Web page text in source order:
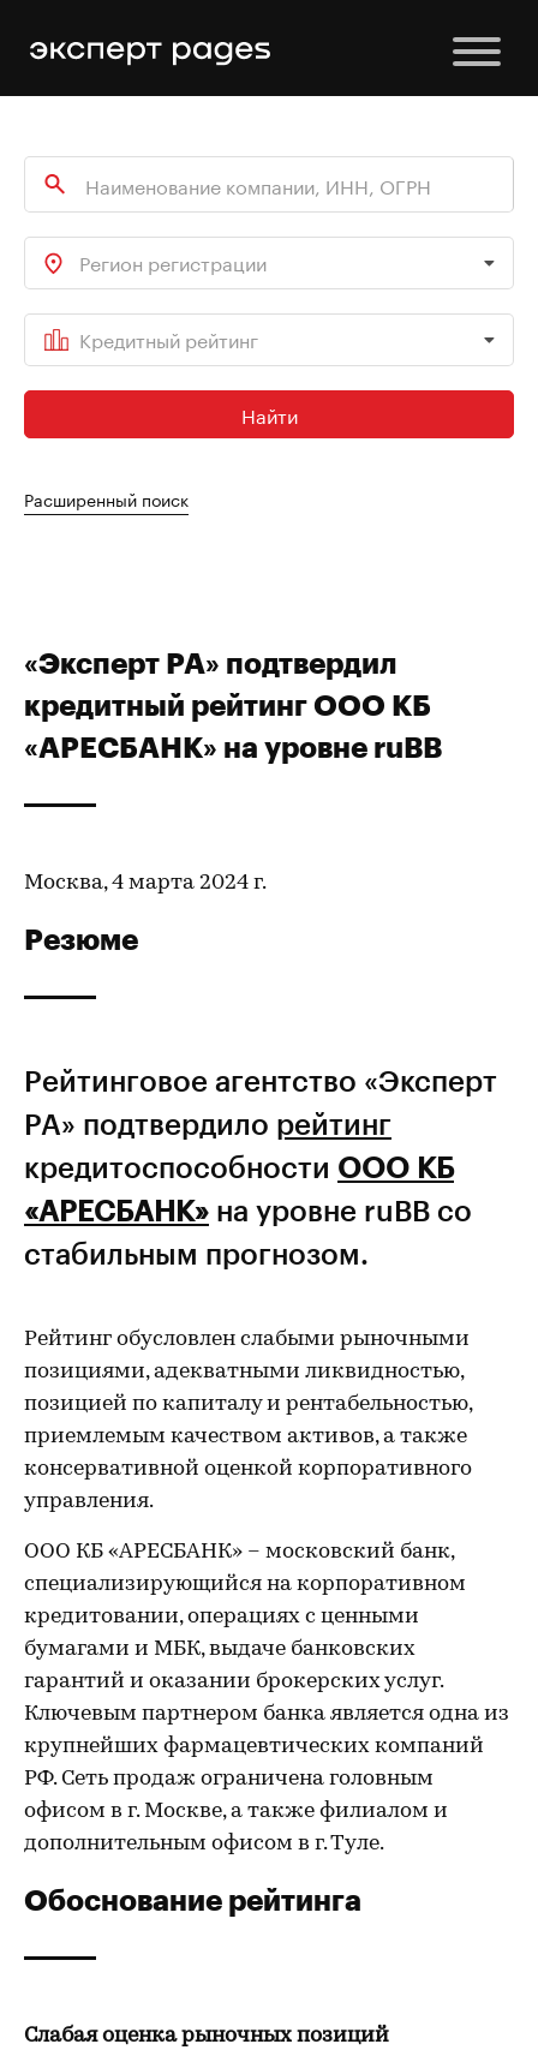
Регион регистрации
Кредитный рейтинг
Найти
Расширенный поиск
«Эксперт РА» подтвердил
кредитный рейтинг ООО КБ
«АРЕСБАНК» на уровне ruВВ
Москва, 4 марта 2024 г.
Резюме
Рейтинговое агентство «Эксперт
РА» подтвердило рейтинг
кредитоспособности ООО КБ
«АРЕСБАНК» на уровне ruВВ со
стабильным прогнозом.
Рейтинг обусловлен слабыми рыночными
позициями, адекватными ликвидностью,
позицией по капиталу и рентабельностью,
приемлемым качеством активов, а также
консервативной оценкой корпоративного
управления.
ООО КБ «АРЕСБАНК» – московский банк,
специализирующийся на корпоративном
кредитовании, операциях с ценными
бумагами и МБК, выдаче банковских
гарантий и оказании брокерских услуг.
Ключевым партнером банка является одна из
крупнейших фармацевтических компаний
РФ. Сеть продаж ограничена головным
офисом в г. Москве, а также филиалом и
дополнительным офисом в г. Туле.
Обоснование рейтинга
Слабая оценка рыночных позиций